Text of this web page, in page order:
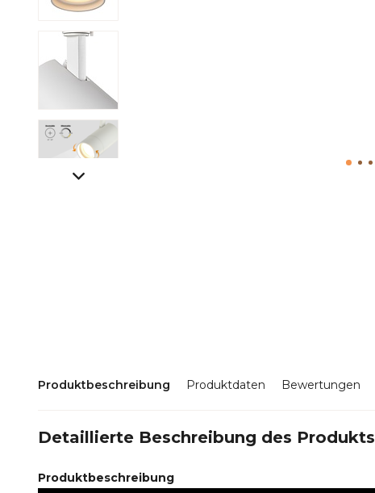
Produktbeschreibung Produktdaten Bewertungen
Detaillierte Beschreibung des Produkts
Produktbeschreibung